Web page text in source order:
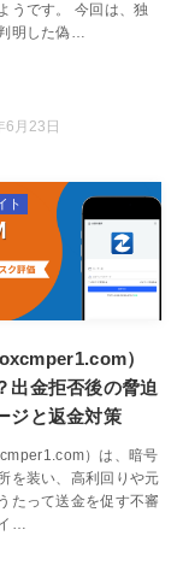
うです。 今回は、独
明した偽…
6月23日
）
出金拒否後の脅迫
ジと返金対策
）は、暗号
を装い、高利回りや元
たって送金を促す不審
…
ト